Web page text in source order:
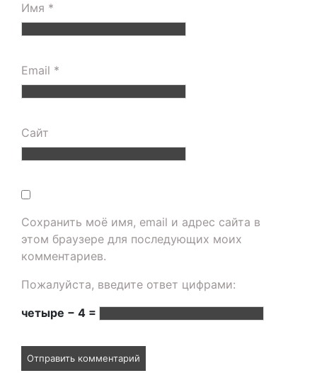
Имя *
Email *
Сайт
Сохранить моё имя, email и адрес сайта в
этом браузере для последующих моих
комментариев.
Пожалуйста, введите ответ цифрами:
четыре − 4 =